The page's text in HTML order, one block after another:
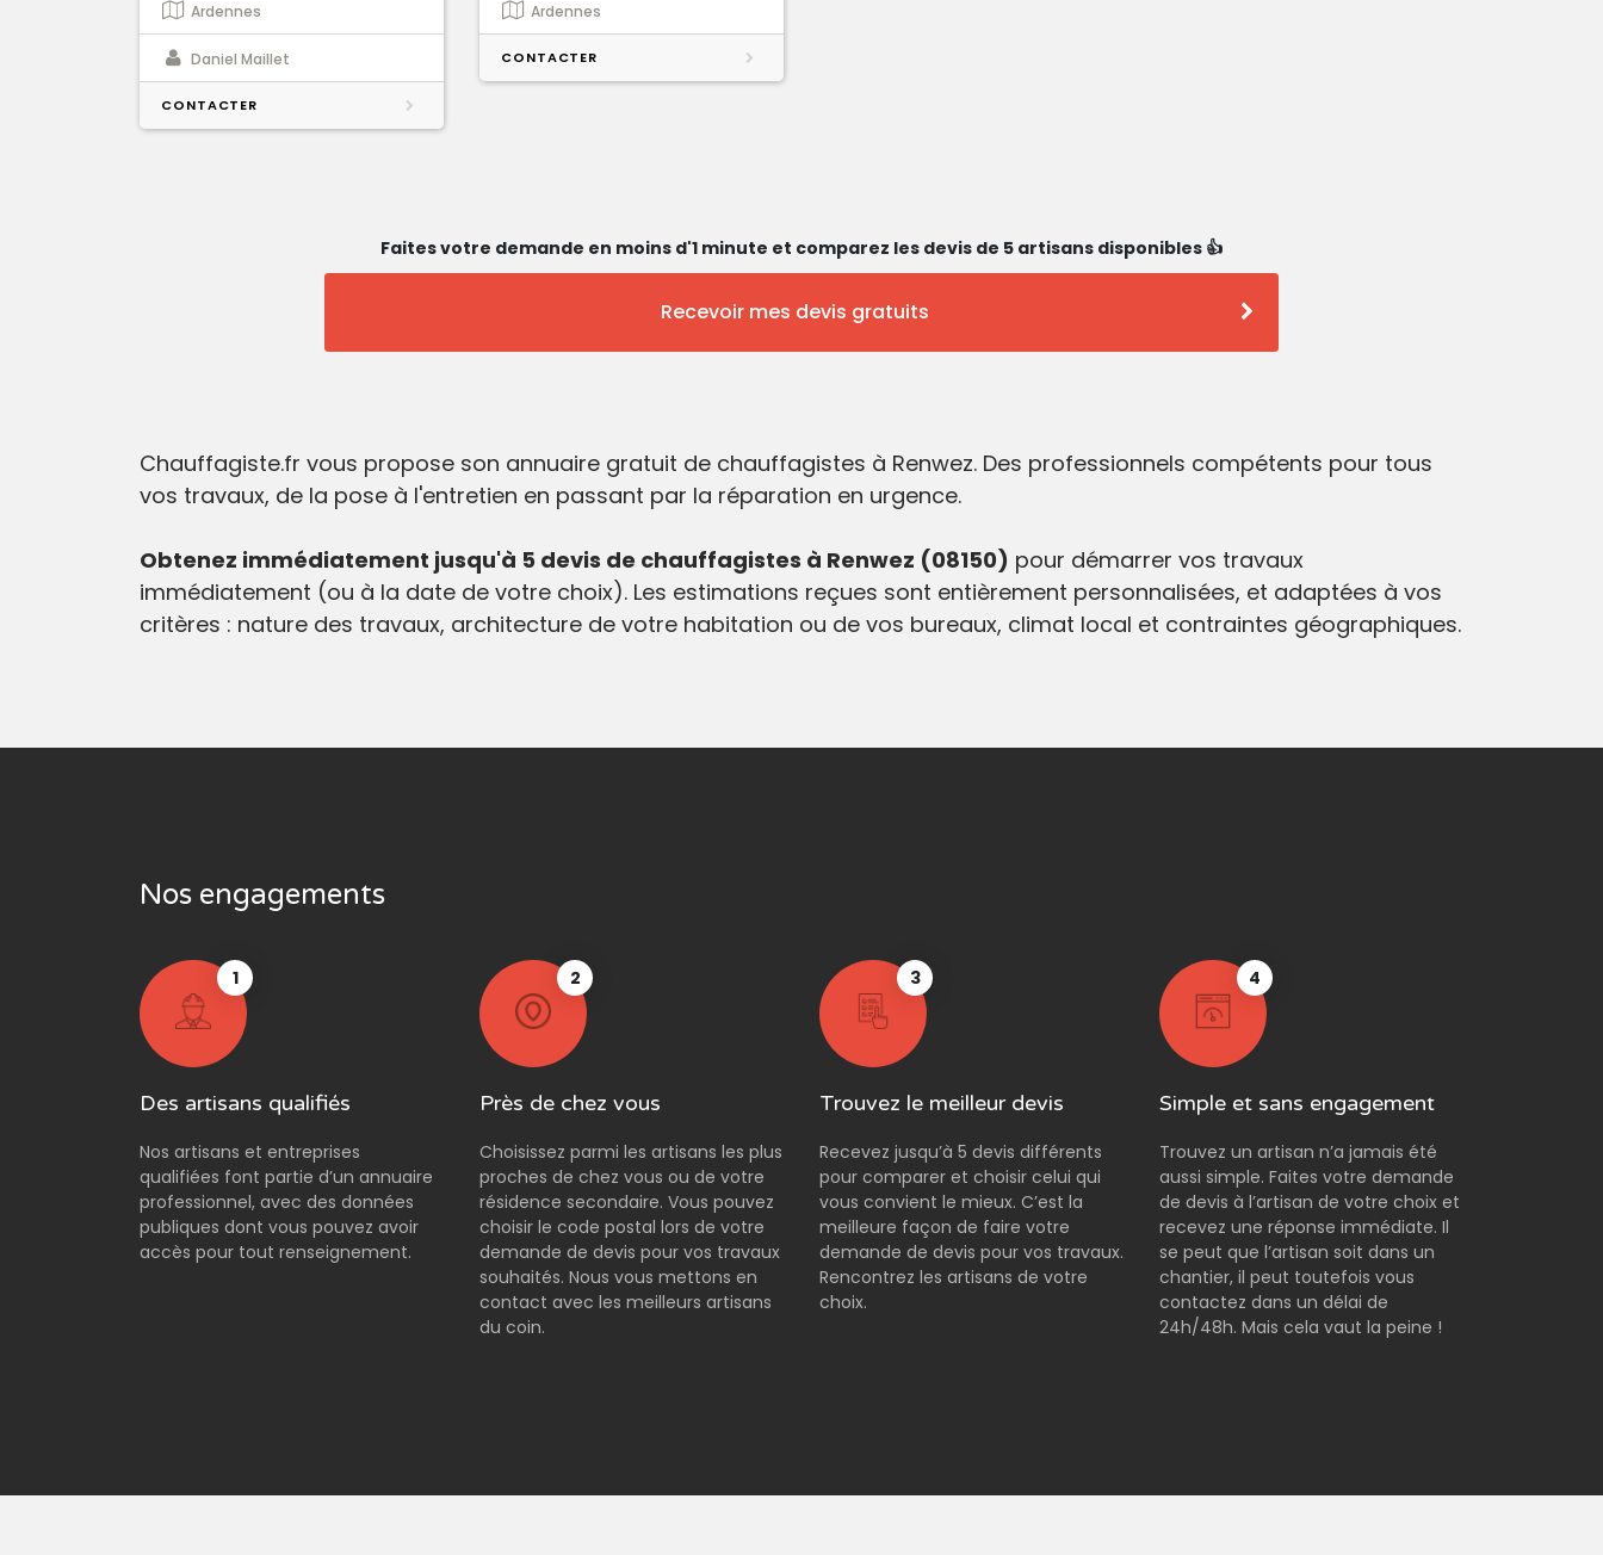
Ardennes
Daniel Maillet
CONTACTER
Ardennes
CONTACTER
Faites votre demande en moins d'1 minute et comparez les devis de 5 artisans disponibles 👍
Recevoir mes devis gratuits
Chauffagiste.fr vous propose son annuaire gratuit de chauffagistes à Renwez. Des professionnels compétents pour tous
vos travaux, de la pose à l'entretien en passant par la réparation en urgence.
Obtenez immédiatement jusqu'à 5 devis de chauffagistes à Renwez (08150) pour démarrer vos travaux
immédiatement (ou à la date de votre choix). Les estimations reçues sont entièrement personnalisées, et adaptées à vos
critères : nature des travaux, architecture de votre habitation ou de vos bureaux, climat local et contraintes géographiques.
Nos engagements
1
Des artisans qualifiés
Nos artisans et entreprises
qualifiées font partie d’un annuaire
professionnel, avec des données
publiques dont vous pouvez avoir
accès pour tout renseignement.
2
Près de chez vous
Choisissez parmi les artisans les plus
proches de chez vous ou de votre
résidence secondaire. Vous pouvez
choisir le code postal lors de votre
demande de devis pour vos travaux
souhaités. Nous vous mettons en
contact avec les meilleurs artisans
du coin.
3
Trouvez le meilleur devis
Recevez jusqu’à 5 devis différents
pour comparer et choisir celui qui
vous convient le mieux. C’est la
meilleure façon de faire votre
demande de devis pour vos travaux.
Rencontrez les artisans de votre
choix.
4
Simple et sans engagement
Trouvez un artisan n’a jamais été
aussi simple. Faites votre demande
de devis à l’artisan de votre choix et
recevez une réponse immédiate. Il
se peut que l’artisan soit dans un
chantier, il peut toutefois vous
contactez dans un délai de
24h/48h. Mais cela vaut la peine !